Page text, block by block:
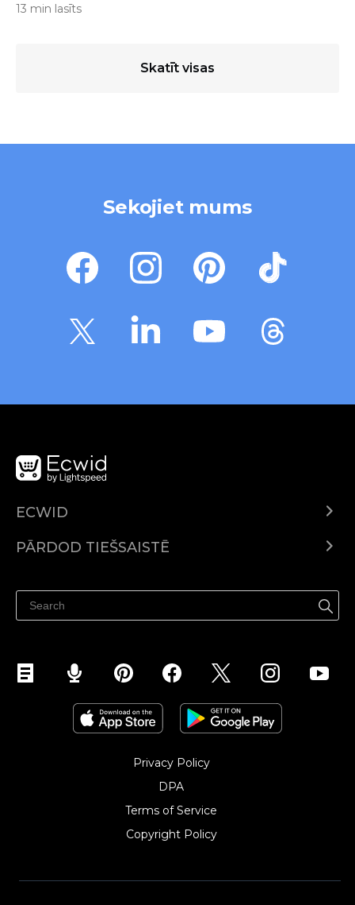
13 min lasīts
Skatīt visas
Sekojiet mums
ECWID
Izcenojumi
PĀRDOD TIEŠSAISTĒ
Pārdod Facebook
Pārdod Instagram
Privacy Policy
DPA
Terms of Service
Copyright Policy‎